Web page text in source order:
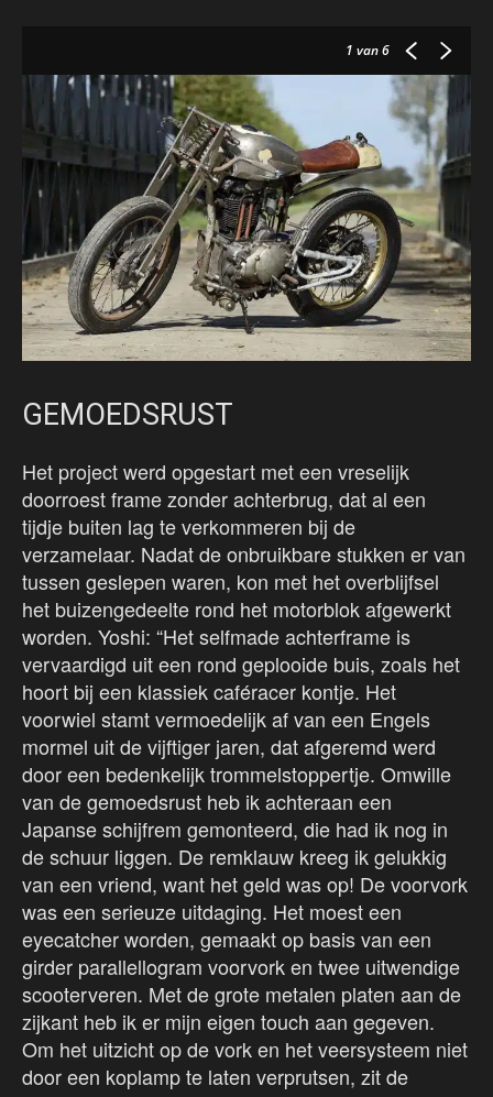
1 van 6
GEMOEDSRUST
Het project werd opgestart met een vreselijk
doorroest frame zonder achterbrug, dat al een
tijdje buiten lag te verkommeren bij de
verzamelaar. Nadat de onbruikbare stukken er van
tussen geslepen waren, kon met het overblijfsel
het buizengedeelte rond het motorblok afgewerkt
worden. Yoshi: “Het selfmade achterframe is
vervaardigd uit een rond geplooide buis, zoals het
hoort bij een klassiek caféracer kontje. Het
voorwiel stamt vermoedelijk af van een Engels
mormel uit de vijftiger jaren, dat afgeremd werd
door een bedenkelijk trommelstoppertje. Omwille
van de gemoedsrust heb ik achteraan een
Japanse schijfrem gemonteerd, die had ik nog in
de schuur liggen. De remklauw kreeg ik gelukkig
van een vriend, want het geld was op! De voorvork
was een serieuze uitdaging. Het moest een
eyecatcher worden, gemaakt op basis van een
girder parallellogram voorvork en twee uitwendige
scooterveren. Met de grote metalen platen aan de
zijkant heb ik er mijn eigen touch aan gegeven.
Om het uitzicht op de vork en het veersysteem niet
door een koplamp te laten verprutsen, zit de